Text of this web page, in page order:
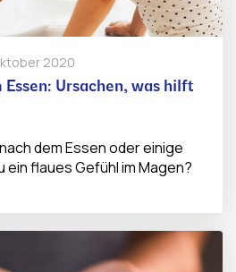
2020
Ursachen, was hilft
dem Essen oder einige
flaues Gefühl im Magen?